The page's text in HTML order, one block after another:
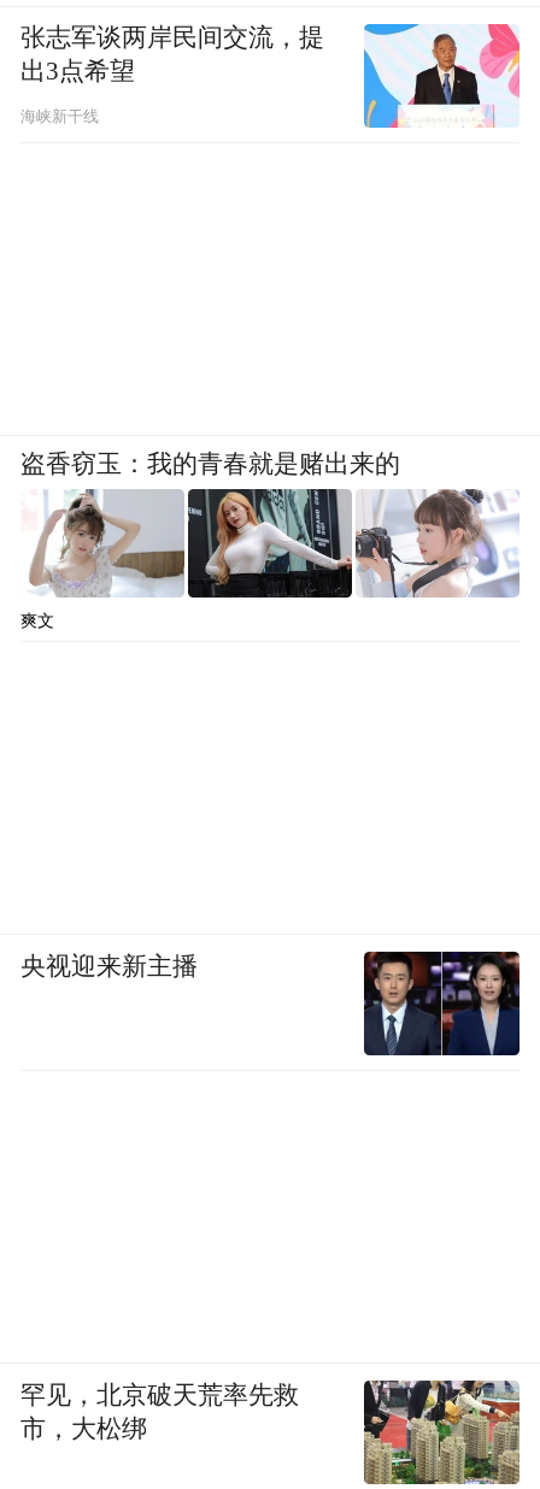
张志军谈两岸民间交流，提
出3点希望
海峡新干线
盗香窃玉：我的青春就是赌出来的
爽文
央视迎来新主播
罕见，北京破天荒率先救
市，大松绑